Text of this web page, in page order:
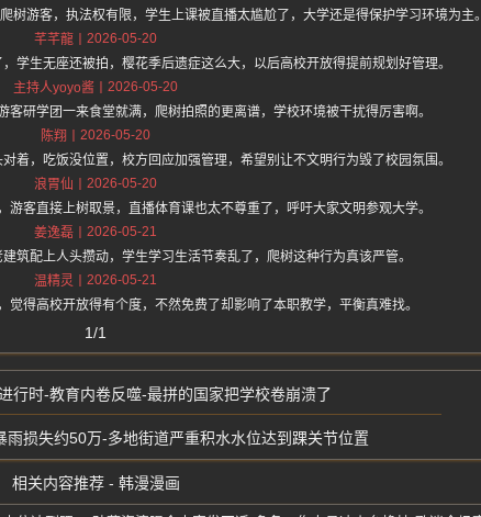
树游客，执法权有限，学生上课被直播太尴尬了，大学还是得保护学习环境为主。
芊芊龍
2026-05-20
学生无座还被拍，樱花季后遗症这么大，以后高校开放得提前规划好管理。
主持人yoyo酱
2026-05-20
研学团一来食堂就满，爬树拍照的更离谱，学校环境被干扰得厉害啊。
陈翔
2026-05-20
着，吃饭没位置，校方回应加强管理，希望别让不文明行为毁了校园氛围。
浪胃仙
2026-05-20
客直接上树取景，直播体育课也太不尊重了，呼吁大家文明参观大学。
姜逸磊
2026-05-21
筑配上人头攒动，学生学习生活节奏乱了，爬树这种行为真该严管。
温精灵
2026-05-21
得高校开放得有个度，不然免费了却影响了本职教学，平衡真难找。
1/1
行时-教育内卷反噬-最拼的国家把学校卷崩溃了
雨损失约50万-多地街道严重积水水位达到踝关节位置
相关内容推荐 - 韩漫漫画